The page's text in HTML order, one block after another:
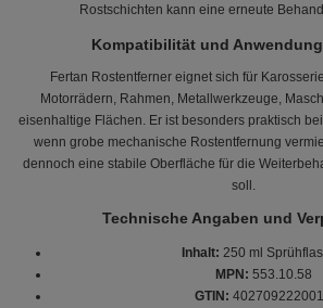
Rostschichten kann eine erneute
Kompatibilität und
Fertan Rostentferner eignet sich für
Motorrädern, Rahmen, Metallwerkzeuge,
eisenhaltige Flächen. Er ist besonders praktisch
wenn grobe mechanische Rostentfernung
dennoch eine stabile Oberfläche für die
soll.
Technische Angaben und
Inhalt: 250 ml
MPN: 553.10.58
GTIN: